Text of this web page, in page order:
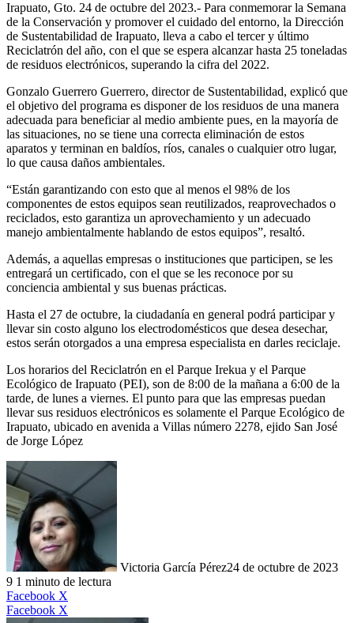
Irapuato, Gto. 24 de octubre del 2023.- Para conmemorar la Semana
de la Conservación y promover el cuidado del entorno, la Dirección
de Sustentabilidad de Irapuato, lleva a cabo el tercer y último
Reciclatrón del año, con el que se espera alcanzar hasta 25 toneladas
de residuos electrónicos, superando la cifra del 2022.
Gonzalo Guerrero Guerrero, director de Sustentabilidad, explicó que
el objetivo del programa es disponer de los residuos de una manera
adecuada para beneficiar al medio ambiente pues, en la mayoría de
las situaciones, no se tiene una correcta eliminación de estos
aparatos y terminan en baldíos, ríos, canales o cualquier otro lugar,
lo que causa daños ambientales.
“Están garantizando con esto que al menos el 98% de los
componentes de estos equipos sean reutilizados, reaprovechados o
reciclados, esto garantiza un aprovechamiento y un adecuado
manejo ambientalmente hablando de estos equipos”, resaltó.
Además, a aquellas empresas o instituciones que participen, se les
entregará un certificado, con el que se les reconoce por su
conciencia ambiental y sus buenas prácticas.
Hasta el 27 de octubre, la ciudadanía en general podrá participar y
llevar sin costo alguno los electrodomésticos que desea desechar,
estos serán otorgados a una empresa especialista en darles reciclaje.
Los horarios del Reciclatrón en el Parque Irekua y el Parque
Ecológico de Irapuato (PEI), son de 8:00 de la mañana a 6:00 de la
tarde, de lunes a viernes. El punto para que las empresas puedan
llevar sus residuos electrónicos es solamente el Parque Ecológico de
Irapuato, ubicado en avenida a Villas número 2278, ejido San José
de Jorge López
Victoria García Pérez24 de octubre de 2023
9 1 minuto de lectura
Facebook X
Facebook X